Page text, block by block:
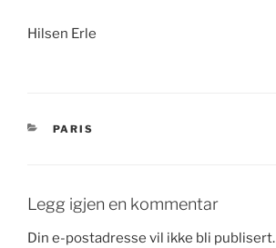
Hilsen Erle
KATEGORIER
PARIS
Legg igjen en kommentar
Din e-postadresse vil ikke bli publisert.